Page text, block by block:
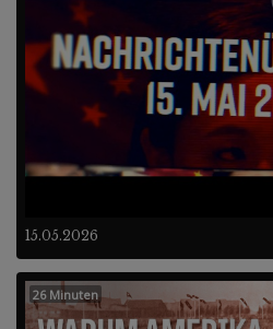
15.05.2026
26 Minuten